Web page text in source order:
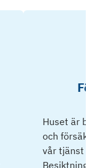
Huset är
och
vår tjänst